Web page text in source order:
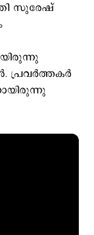
സുരേഷ്
പ്രവര്‍ത്തകര്‍